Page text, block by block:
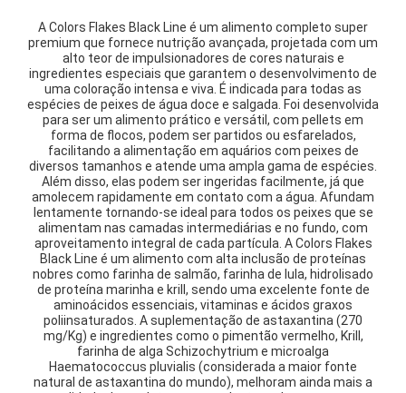
A Colors Flakes Black Line é um alimento completo super
premium que fornece nutrição avançada, projetada com um
alto teor de impulsionadores de cores naturais e
ingredientes especiais que garantem o desenvolvimento de
uma coloração intensa e viva. É indicada para todas as
espécies de peixes de água doce e salgada. Foi desenvolvida
para ser um alimento prático e versátil, com pellets em
forma de flocos, podem ser partidos ou esfarelados,
facilitando a alimentação em aquários com peixes de
diversos tamanhos e atende uma ampla gama de espécies.
Além disso, elas podem ser ingeridas facilmente, já que
amolecem rapidamente em contato com a água. Afundam
lentamente tornando-se ideal para todos os peixes que se
alimentam nas camadas intermediárias e no fundo, com
aproveitamento integral de cada partícula. A Colors Flakes
Black Line é um alimento com alta inclusão de proteínas
nobres como farinha de salmão, farinha de lula, hidrolisado
de proteína marinha e krill, sendo uma excelente fonte de
aminoácidos essenciais, vitaminas e ácidos graxos
poliinsaturados. A suplementação de astaxantina (270
mg/Kg) e ingredientes como o pimentão vermelho, Krill,
farinha de alga Schizochytrium e microalga
Haematococcus pluvialis (considerada a maior fonte
natural de astaxantina do mundo), melhoram ainda mais a